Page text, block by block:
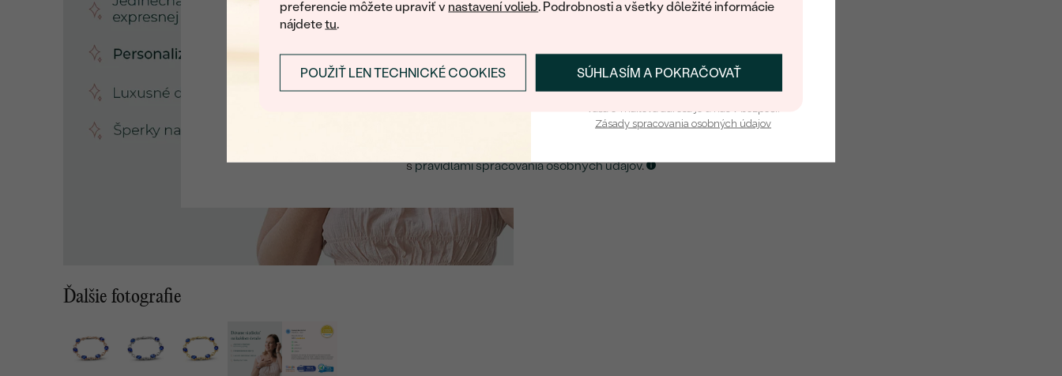
preferencie môžete upraviť v nastavení volieb. Podrobnosti a všetky dôležité informácie
nájdetetu.
SÚHLASÍM A POKRAČOVAŤ
POUŽIŤ LEN TECHNICKÉ COOKIES
Ďalšie fotografie
ZASLAŤ UPOZORNENIE NA TENTO
spravidlami spracovania osobných údajov.
Prihlásiť sa a získať zľavu
Zásady spracovania osobných údajov